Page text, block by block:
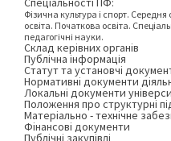
Фізична культура і спорт.
освіта. Початкова освіта.
педагогічні науки.
Склад керівних органів
Публічна інформація
Статут та установчі
Нормативні документи
Локальні документи
Положення про структурні
Матеріально - технічне
Фінансові документи
Публічні закупівлі